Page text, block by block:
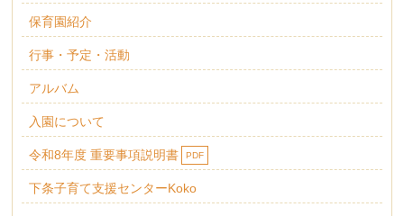
保育園紹介
行事・予定・活動
アルバム
入園について
令和8年度 重要事項説明書 PDF
下条子育て支援センターKoko